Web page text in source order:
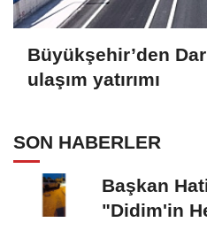
Büyükşehir’den
ulaşım yatırımı
SON HABERLER
Başkan
"Didim'in